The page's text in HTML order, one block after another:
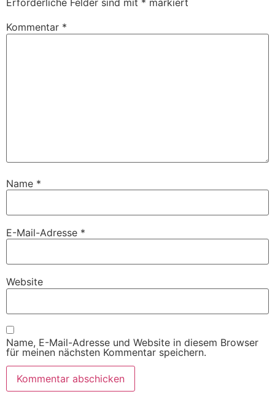
Erforderliche Felder sind mit * markiert
Kommentar *
Name *
E-Mail-Adresse *
Website
Name, E-Mail-Adresse und Website in diesem Browser
für meinen nächsten Kommentar speichern.